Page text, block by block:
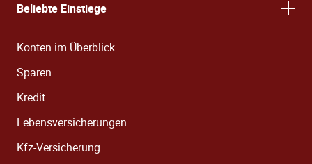
Beliebte Einstiege
Konten im Überblick
Sparen
Kredit
Lebensversicherungen
Kfz-Versicherung